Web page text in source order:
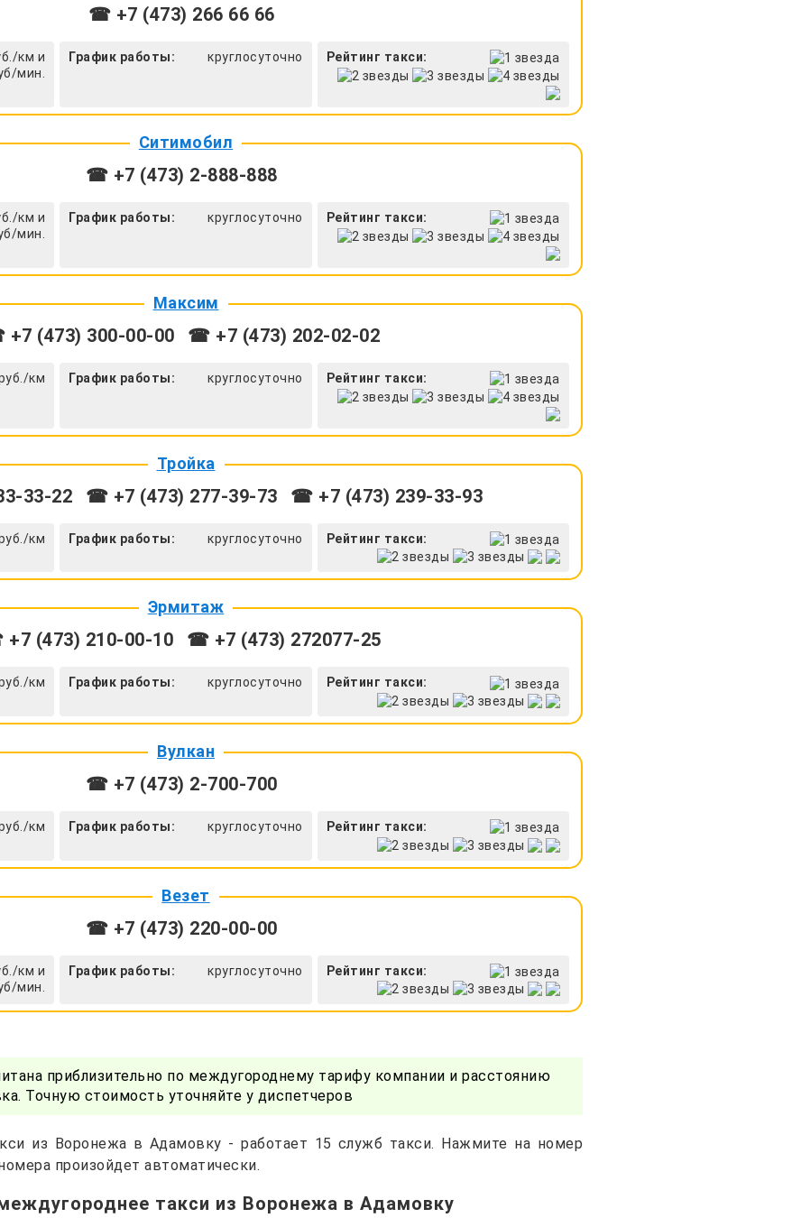
☎ +7 (473) 266 66 66
км и
мин.
График работы: круглосуточно Рейтинг такси:
Ситимобил
☎ +7 (473) 2-888-888
км и
мин.
График работы: круглосуточно Рейтинг такси:
Максим
(473) 300-00-00 ☎ +7 (473) 202-02-02
км График работы: круглосуточно Рейтинг такси:
Тройка
33-22 ☎ +7 (473) 277-39-73 ☎ +7 (473) 239-33-93
км График работы: круглосуточно Рейтинг такси:
Эрмитаж
(473) 210-00-10 ☎ +7 (473) 272077-25
км График работы: круглосуточно Рейтинг такси:
Вулкан
☎ +7 (473) 2-700-700
км График работы: круглосуточно Рейтинг такси:
Везет
☎ +7 (473) 220-00-00
км и
мин.
График работы: круглосуточно Рейтинг такси:
приблизительно по междугороднему тарифу компании и расстоянию
Точную стоимость уточняйте у диспетчеров
из Воронежа в Адамовку - работает 15 служб такси. Нажмите на номер
произойдет автоматически.
такси из Воронежа в Адамовку